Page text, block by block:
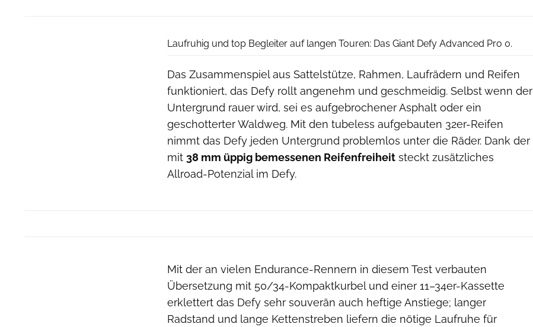
Laufruhig und top Begleiter auf langen Touren: Das Giant Defy Advanced Pro 0.
Das Zusammenspiel aus Sattelstütze, Rahmen, Laufrädern und Reifen
funktioniert, das Defy rollt angenehm und geschmeidig. Selbst wenn der
Untergrund rauer wird, sei es aufgebrochener Asphalt oder ein
geschotterter Waldweg. Mit den tubeless aufgebauten 32er-Reifen
nimmt das Defy jeden Untergrund problemlos unter die Räder. Dank der
mit 38 mm üppig bemessenen Reifenfreiheit steckt zusätzliches
Allroad-Potenzial im Defy.
Mit der an vielen Endurance-Rennern in diesem Test verbauten
Übersetzung mit 50/34-Kompaktkurbel und einer 11–34er-Kassette
erklettert das Defy sehr souverän auch heftige Anstiege; langer
Radstand und lange Kettenstreben liefern die nötige Laufruhe für